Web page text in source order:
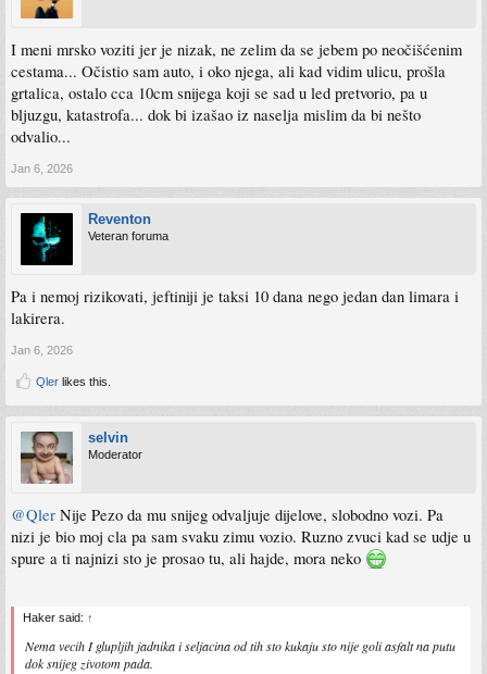
I meni mrsko voziti jer je nizak, ne zelim da se jebem po neočišćenim
cestama... Očistio sam auto, i oko njega, ali kad vidim ulicu, prošla
grtalica, ostalo cca 10cm snijega koji se sad u led pretvorio, pa u
bljuzgu, katastrofa... dok bi izašao iz naselja mislim da bi nešto
odvalio...
Jan 6, 2026
Reventon
Veteran foruma
Pa i nemoj rizikovati, jeftiniji je taksi 10 dana nego jedan dan limara i
lakirera.
Jan 6, 2026
Qler likes this.
selvin
Moderator
@Qler Nije Pezo da mu snijeg odvaljuje dijelove, slobodno vozi. Pa
nizi je bio moj cla pa sam svaku zimu vozio. Ruzno zvuci kad se udje u
spure a ti najnizi sto je prosao tu, ali hajde, mora neko
Haker said: ↑
Nema vecih I glupljih jadnika i seljacina od tih sto kukaju sto nije goli asfalt na putu
dok snijeg zivotom pada.